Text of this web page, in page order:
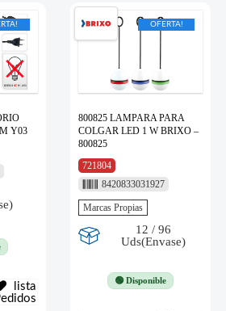
Y03
lista
OFERTA!
800825 LAMPARA PARA
COLGAR LED 1 W BRIXO –
800825
721804
8420833031927
Marcas Propias
12 / 96
Uds(Envase)
🟢 Disponible